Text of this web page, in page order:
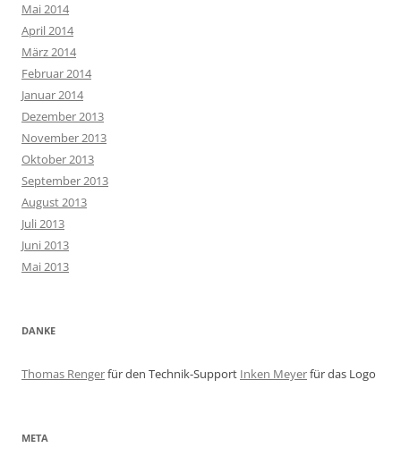
Mai 2014
April 2014
März 2014
Februar 2014
Januar 2014
Dezember 2013
November 2013
Oktober 2013
September 2013
August 2013
Juli 2013
Juni 2013
Mai 2013
DANKE
Thomas Rengerfür den Technik-Support Inken Meyerfür das Logo
META